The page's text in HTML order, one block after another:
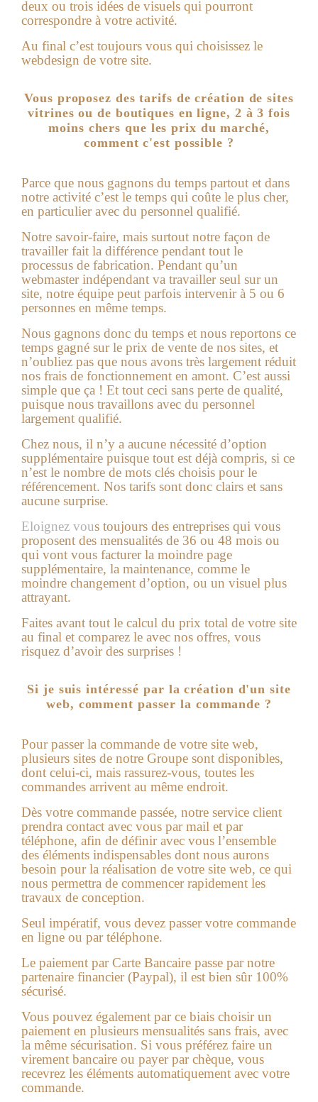
deux ou trois idées de visuels qui pourront
correspondre à votre activité.
Au final c’est toujours vous qui choisissez le
webdesign de votre site.
Vous proposez des tarifs de création de sites
vitrines ou de boutiques en ligne, 2 à 3 fois
moins chers que les prix du marché,
comment c'est possible ?
Parce que nous gagnons du temps partout et dans
notre activité c’est le temps qui coûte le plus cher,
en particulier avec du personnel qualifié.
Notre savoir-faire, mais surtout notre façon de
travailler fait la différence pendant tout le
processus de fabrication. Pendant qu’un
webmaster indépendant va travailler seul sur un
site, notre équipe peut parfois intervenir à 5 ou 6
personnes en même temps.
Nous gagnons donc du temps et nous reportons ce
temps gagné sur le prix de vente de nos sites, et
n’oubliez pas que nous avons très largement réduit
nos frais de fonctionnement en amont. C’est aussi
simple que ça ! Et tout ceci sans perte de qualité,
puisque nous travaillons avec du personnel
largement qualifié.
Chez nous, il n’y a aucune nécessité d’option
supplémentaire puisque tout est déjà compris, si ce
n’est le nombre de mots clés choisis pour le
référencement. Nos tarifs sont donc clairs et sans
aucune surprise.
Eloignez vous toujours des entreprises qui vous
proposent des mensualités de 36 ou 48 mois ou
qui vont vous facturer la moindre page
supplémentaire, la maintenance, comme le
moindre changement d’option, ou un visuel plus
attrayant.
Faites avant tout le calcul du prix total de votre site
au final et comparez le avec nos offres, vous
risquez d’avoir des surprises !
Si je suis intéressé par la création d'un site
web, comment passer la commande ?
Pour passer la commande de votre site web,
plusieurs sites de notre Groupe sont disponibles,
dont celui-ci, mais rassurez-vous, toutes les
commandes arrivent au même endroit.
Dès votre commande passée, notre service client
prendra contact avec vous par mail et par
téléphone, afin de définir avec vous l’ensemble
des éléments indispensables dont nous aurons
besoin pour la réalisation de votre site web, ce qui
nous permettra de commencer rapidement les
travaux de conception.
Seul impératif, vous devez passer votre commande
en ligne ou par téléphone.
Le paiement par Carte Bancaire passe par notre
partenaire financier (Paypal), il est bien sûr 100%
sécurisé.
Vous pouvez également par ce biais choisir un
paiement en plusieurs mensualités sans frais, avec
la même sécurisation. Si vous préférez faire un
virement bancaire ou payer par chèque, vous
recevrez les éléments automatiquement avec votre
commande.